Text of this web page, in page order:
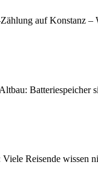
auf Konstanz
Reisende wissen